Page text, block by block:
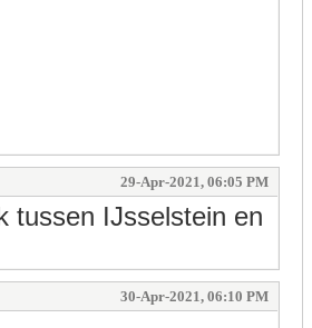
29-Apr-2021, 06:05 PM
tussen IJsselstein en
30-Apr-2021, 06:10 PM